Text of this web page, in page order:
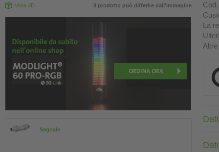
Vista 3D Il prodotto può differire dall'immagine
Segnale
La